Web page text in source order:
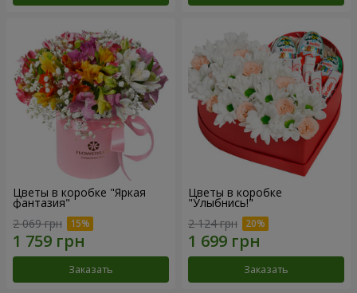
Цветы в коробке "Яркая
фантазия"
2 069 грн
Заказать
Цветы в коробке
"Улыбнись!"
2 124 грн
Заказать